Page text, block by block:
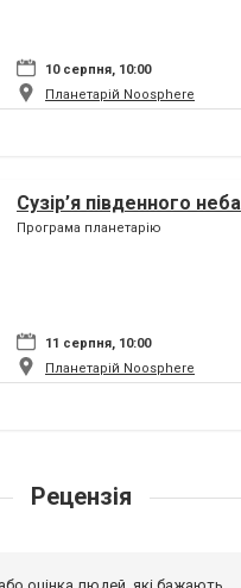
10 серпня, 10:00
Планетарій Noosphere
Сузір’я південного неба
Програма планетарію
11 серпня, 10:00
Планетарій Noosphere
Рецензія